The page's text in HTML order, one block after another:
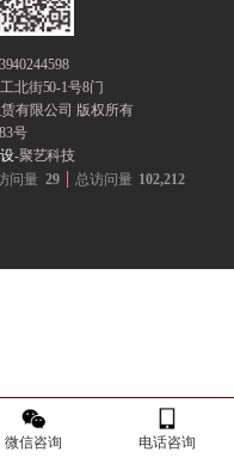
北街50-1号8门
有限公司 版权所有
号
-聚艺科技
问量 29 总访问量 102,212
微信咨询 电话咨询